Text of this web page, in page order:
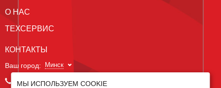
О НАС
ТЕХСЕРВИС
КОНТАКТЫ
Ваш город: Минск
+375 29 238 97 34
МЫ ИСПОЛЬЗУЕМ COOKIE